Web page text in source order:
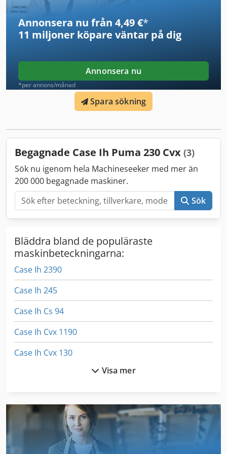
Annonsera nu från 4,49 €*
11 miljoner köpare väntar på dig
Annonsera nu
*per annons/månad
Spara sökning
Begagnade Case Ih Puma 230 Cvx (3)
Sök nu igenom hela Machineseeker med mer än
200 000 begagnade maskiner.
Sök
Bläddra bland de populäraste
maskinbeteckningarna:
Case Ih 2390
Case Ih 245
Case Ih Cs 94
Case Ih Cvx 1190
Case Ih Cvx 130
Case Ih Cx 80
Case Ih Jx 1090 U
Visa mer